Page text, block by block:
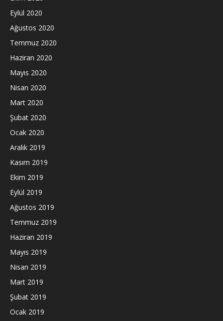
Eylül 2020
Ağustos 2020
Temmuz 2020
Haziran 2020
Mayıs 2020
Nisan 2020
Mart 2020
Şubat 2020
Ocak 2020
Aralık 2019
Kasım 2019
Ekim 2019
Eylül 2019
Ağustos 2019
Temmuz 2019
Haziran 2019
Mayıs 2019
Nisan 2019
Mart 2019
Şubat 2019
Ocak 2019